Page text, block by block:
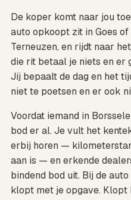
De koper komt naar jou
auto opkoopt zit in Goes
Terneuzen, en rijdt naar
die rit betaal je niets en er
Jij bepaalt de dag en het
niet te poetsen en er ook
Voordat iemand in
bod er al. Je vult het
erbij horen —
aan is — en erkende
bindend bod uit. Bij de
klopt met je opgave. Klopt